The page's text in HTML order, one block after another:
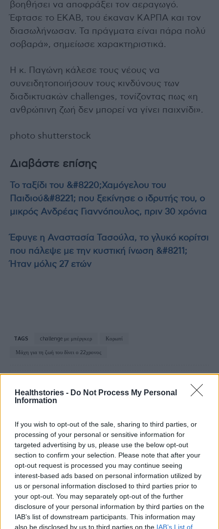
Healthstories - Do Not Process My Personal
Information
If you wish to opt-out of the sale, sharing to third parties, or
processing of your personal or sensitive information for
targeted advertising by us, please use the below opt-out
section to confirm your selection. Please note that after your
opt-out request is processed you may continue seeing
interest-based ads based on personal information utilized by
us or personal information disclosed to third parties prior to
your opt-out. You may separately opt-out of the further
disclosure of your personal information by third parties on the
IAB’s list of downstream participants. This information may
also be disclosed by us to third parties on the IAB’s List of
βοηθήσει να αποφράξει τον αεραγωγό.
Έφτασε το ΕΚΑΒ, του έκαναν ΚΑΡΠΑ και τον
διασωλήνωσαν. Τα πράγματα είναι πάρα πολύ
σοβαρά», σημείωσε χαρακτηριστικά.
Η κ. Παγώνη κάλεσε τους νέους να
συνειδητοποιήσουν τους κινδύνους των
διαδικτυακών challenges, τονίζοντας πως «η
ανθρώπινη ζωή δεν μπορεί να γίνει παιχνίδι».
photo shutterstock
Διαβάστε επίσης
Το ταξίδι του &#8220;Χαμόγελου του
Παιδιού&#8221; που ξεκίνησε ο ιδρυτής του, ο
μικρός Ανδρέας Γιαννόπουλος, πριν 30 χρόνια
Έφυγε η Αναστασία Τασούλα, το γλυκό κορίτσι
που πάλεψε με την κυστική ίνωση &#8211;
Ήταν μόλις 27 ετών
TAGS challenge με μπέργκερ
Κορωπί
Μάχη για τη ζωή του δίνει ο 22χρονος
HS Team